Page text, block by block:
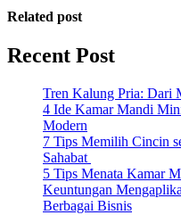
Related post
Recent Post
Tren Kalung Pria: Dari
4 Ide Kamar Mandi
Modern
7 Tips Memilih Cincin
Sahabat
5 Tips Menata Kamar
Keuntungan
Berbagai Bisnis